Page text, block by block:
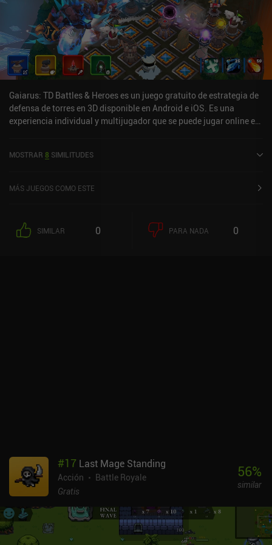
Gaiarus: TD Battles & Heroes es un juego gratuito de estrategia de
defensa de torres en 3D disponible en Android e iOS. Es una
experiencia individual y multijugador que se puede jugar online en
Play y de 4,6 sobre 5,0 en la App Store de iOS.
MOSTRAR 8 SIMILITUDES
MÁS JUEGOS COMO ESTE
SIMILAR 0 PARA NADA 0
#17 Last Mage Standing
Acción
Battle Royale
Gratis
56%
similar